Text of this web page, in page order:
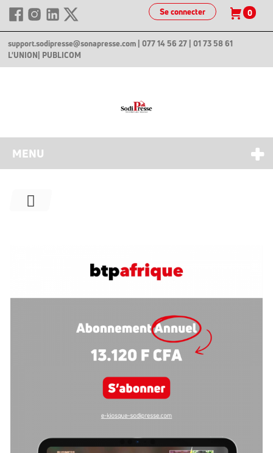
Se connecter 0
support.sodipresse@sonapresse.com | 077 14 56 27 | 01 73 58 61
L'UNION | PUBLICOM
MENU